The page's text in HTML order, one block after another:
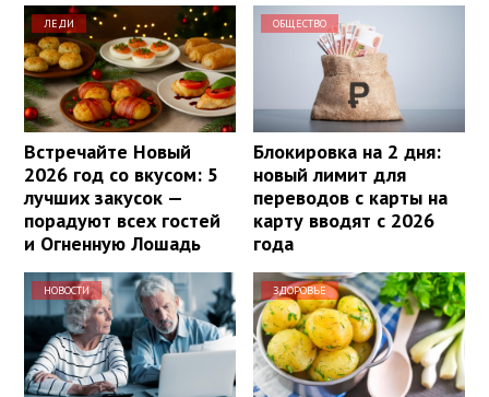
ЛЕДИ
Встречайте Новый
2026 год со вкусом: 5
лучших закусок —
порадуют всех гостей
и Огненную Лошадь
ОБЩЕСТВО
Блокировка на 2 дня:
новый лимит для
переводов с карты на
карту вводят с 2026
года
НОВОСТИ ЗДОРОВЬЕ